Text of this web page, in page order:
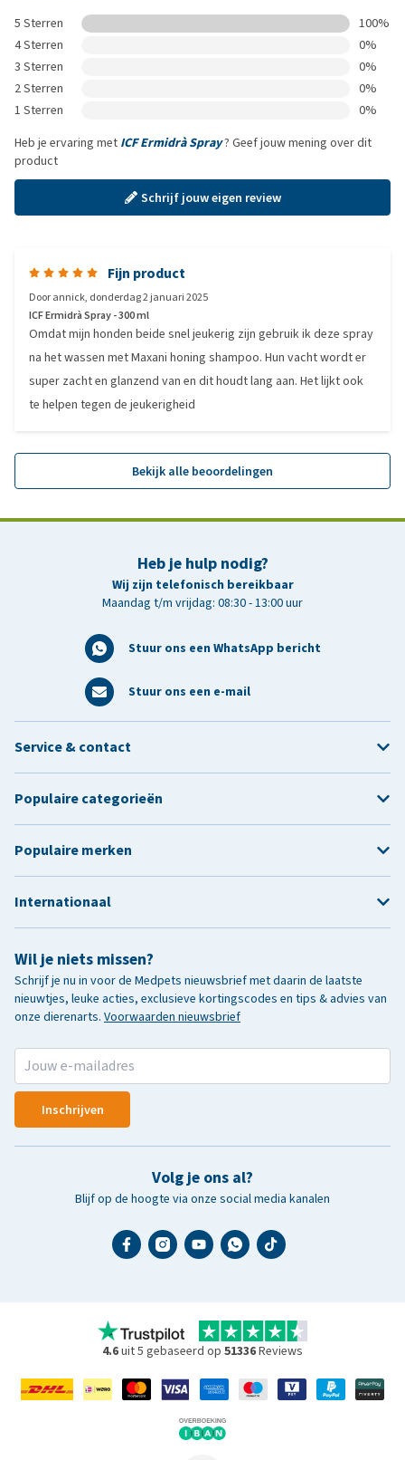
5 Sterren
100%
4 Sterren
0%
3 Sterren
0%
2 Sterren
0%
1 Sterren
0%
Heb je ervaring met ICF Ermidrà Spray? Geef jouw mening over dit
product
Schrijf jouw eigen review
Fijn product
Doorannick, donderdag 2 januari 2025
ICF Ermidrà Spray - 300 ml
Omdat mijn honden beide snel jeukerig zijn gebruik ik deze spray
na het wassen met Maxani honing shampoo. Hun vacht wordt er
super zacht en glanzend van en dit houdt lang aan. Het lijkt ook
te helpen tegen de jeukerigheid
Bekijk alle beoordelingen
Heb je hulp nodig?
Wij zijn telefonisch bereikbaar
Maandag t/m vrijdag: 08:30 - 13:00 uur
Stuur ons een WhatsApp bericht
Stuur ons een e-mail
Wil je niets missen?
Schrijf je nu in voor de Medpets nieuwsbrief met daarin de laatste
nieuwtjes, leuke acties, exclusieve kortingscodes en tips & advies van
onze dierenarts. Voorwaarden nieuwsbrief
Inschrijven
Volg je ons al?
Blijf op de hoogte via onze social media kanalen
Service & contact
Populaire categorieën
Populaire merken
Internationaal
4.6uit 5 gebaseerd op 51336Reviews